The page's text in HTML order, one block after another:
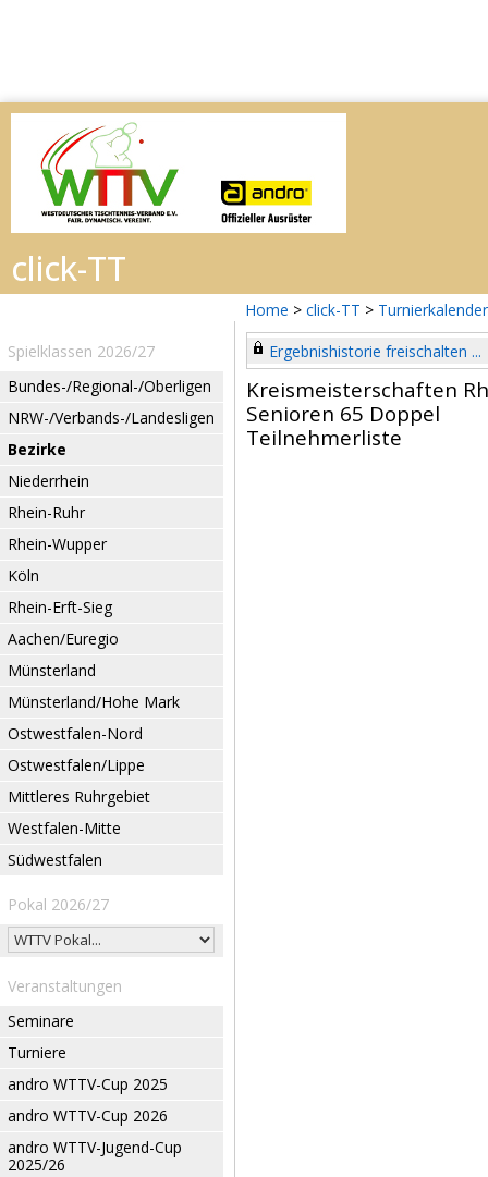
Home > click-TT > Turnierkalender
Spielklassen 2026/27
Bundes-/Regional-/Oberligen
NRW-/Verbands-/Landesligen
Bezirke
Niederrhein
Rhein-Ruhr
Rhein-Wupper
Köln
Rhein-Erft-Sieg
Aachen/Euregio
Münsterland
Münsterland/Hohe Mark
Ostwestfalen-Nord
Ostwestfalen/Lippe
Mittleres Ruhrgebiet
Westfalen-Mitte
Südwestfalen
Pokal 2026/27
Veranstaltungen
Seminare
Turniere
andro WTTV-Cup 2025
andro WTTV-Cup 2026
andro WTTV-Jugend-Cup
2025/26
Ergebnishistorie freischalten ...
Kreismeisterschaften
Senioren 65 Doppel
Teilnehmerliste